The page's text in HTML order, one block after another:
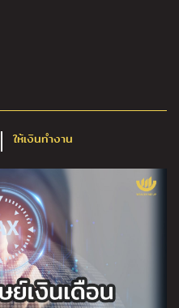
ให้เงินทำงาน